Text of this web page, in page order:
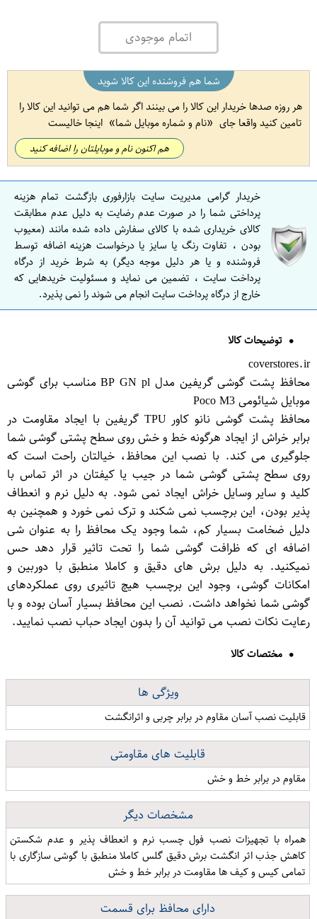
اتمام موجودی
شما هم فروشنده این کالا شوید
هر روزه صدها خریدار این کالا را می بینند اگر شما هم می توانید این کالا را
تامین کنید واقعا جای
نام و شماره موبایل شما اینجا خالیست
هم اکنون نام و موبایلتان را اضافه کنید
خریدار گرامی مدیریت سایت بازارفوری بازگشت تمام هزینه
پرداختی شما را در صورت عدم رضایت به دلیل عدم مطابقت
کالای خریداری شده با کالای سفارش داده شده مانند (معیوب
بودن ، تفاوت رنگ یا سایز یا درخواست هزینه اضافه توسط
فروشنده و یا هر دلیل موجه دیگر) به شرط خرید از درگاه
پرداخت سایت ، تضمین می نماید و مسئولیت خریدهایی که
خارج از درگاه پرداخت سایت انجام می شوند را نمی پذیرد.
توضیحات کالا
coverstores.ir
محافظ پشت گوشی گریفین مدل BP GN pl مناسب برای گوشی
موبایل شیائومی Poco M3
محافظ پشت گوشی نانو کاور TPU گریفین با ایجاد مقاومت در
برابر خراش از ایجاد هرگونه خط و خش روی سطح پشتی گوشی شما
جلوگیری می کند. با نصب این محافظ، خیالتان راحت است که
روی سطح پشتی گوشی شما در جیب یا کیفتان در اثر تماس با
کلید و سایر وسایل خراش ایجاد نمی شود. به دلیل نرم و انعطاف
پذیر بودن، این برچسب نمی شکند و ترک نمی خورد و همچنین به
دلیل ضخامت بسیار کم، شما وجود یک محافظ را به عنوان شی
اضافه ای که ظرافت گوشی شما را تحت تاثیر قرار دهد حس
نمیکنید. به دلیل برش های دقیق و کاملا منطبق با دوربین و
امکانات گوشی، وجود این برچسب هیچ تاثیری روی عملکردهای
گوشی شما نخواهد داشت. نصب این محافظ بسیار آسان بوده و با
رعایت نکات نصب می توانید آن را بدون ایجاد حباب نصب نمایید.
مختصات کالا
ویژگی ها
قابلیت نصب آسان مقاوم در برابر چربی و اثرانگشت
قابلیت های مقاومتی
مقاوم در برابر خط و خش
مشخصات دیگر
همراه با تجهیزات نصب فول چسب نرم و انعطاف پذیر و عدم شکستن
کاهش جذب اثر انگشت برش دقیق گلس کاملا منطبق با گوشی سازگاری با
تمامی کیس و کیف ها مقاومت در برابر خط و خش
دارای محافظ برای قسمت